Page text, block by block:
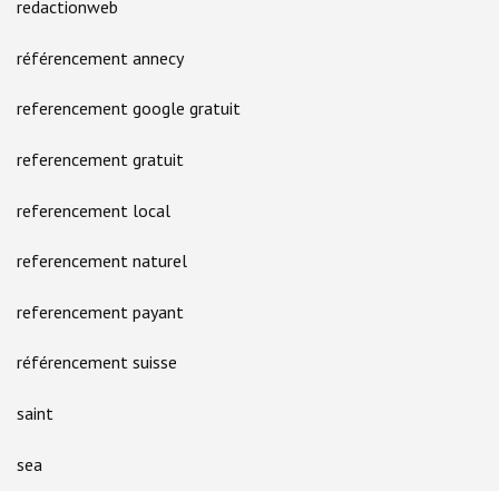
redactionweb
référencement annecy
referencement google gratuit
referencement gratuit
referencement local
referencement naturel
referencement payant
référencement suisse
saint
sea